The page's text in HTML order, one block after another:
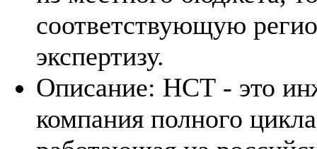
соответствующую
экспертизу.
Описание: НСТ - это
компания полного